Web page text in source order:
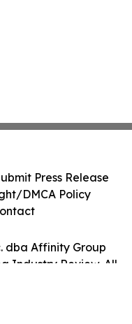
dba Affinity Group
Industry Review. All
Press Release
DMCA Policy